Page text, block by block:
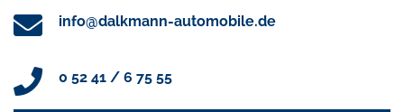
info@dalkmann-automobile.de
0 52 41 / 6 75 55